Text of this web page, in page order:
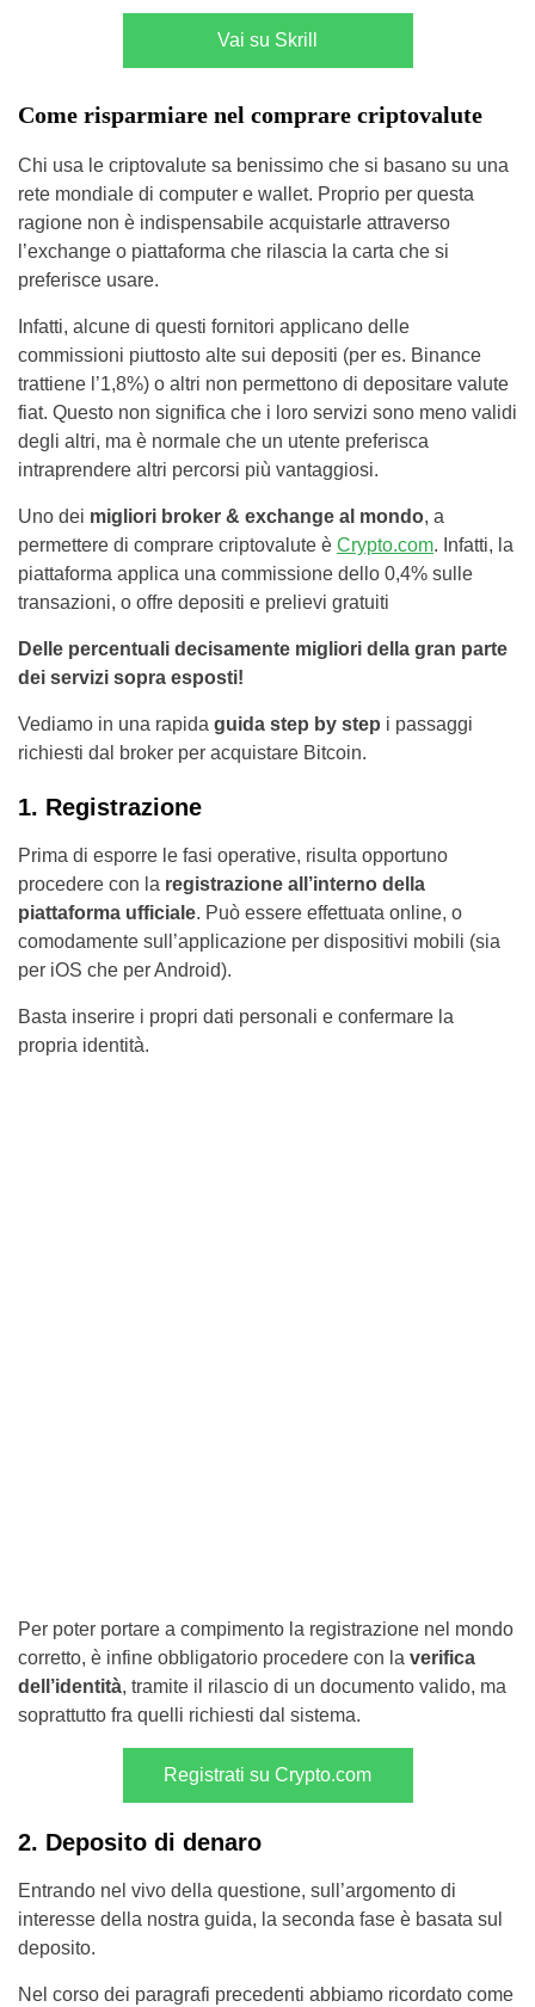
Vai su Skrill
Come risparmiare nel comprare criptovalute
Chi usa le criptovalute sa benissimo che si basano su una
rete mondiale di computer e wallet. Proprio per questa
ragione non è indispensabile acquistarle attraverso
l’exchange o piattaforma che rilascia la carta che si
preferisce usare.
Infatti, alcune di questi fornitori applicano delle
commissioni piuttosto alte sui depositi (per es. Binance
trattiene l’1,8%) o altri non permettono di depositare valute
fiat. Questo non significa che i loro servizi sono meno validi
degli altri, ma è normale che un utente preferisca
intraprendere altri percorsi più vantaggiosi.
Uno dei migliori broker & exchange al mondo, a
permettere di comprare criptovalute è Crypto.com. Infatti, la
piattaforma applica una commissione dello 0,4% sulle
transazioni, o offre depositi e prelievi gratuiti
Delle percentuali decisamente migliori della gran parte
dei servizi sopra esposti!
Vediamo in una rapida guida step by step i passaggi
richiesti dal broker per acquistare Bitcoin.
1. Registrazione
Prima di esporre le fasi operative, risulta opportuno
procedere con la registrazione all’interno della
piattaforma ufficiale. Può essere effettuata online, o
comodamente sull’applicazione per dispositivi mobili (sia
per iOS che per Android).
Basta inserire i propri dati personali e confermare la
propria identità.
Per poter portare a compimento la registrazione nel mondo
corretto, è infine obbligatorio procedere con la verifica
dell’identità, tramite il rilascio di un documento valido, ma
soprattutto fra quelli richiesti dal sistema.
Registrati su Crypto.com
2. Deposito di denaro
Entrando nel vivo della questione, sull’argomento di
interesse della nostra guida, la seconda fase è basata sul
deposito.
Nel corso dei paragrafi precedenti abbiamo ricordato come